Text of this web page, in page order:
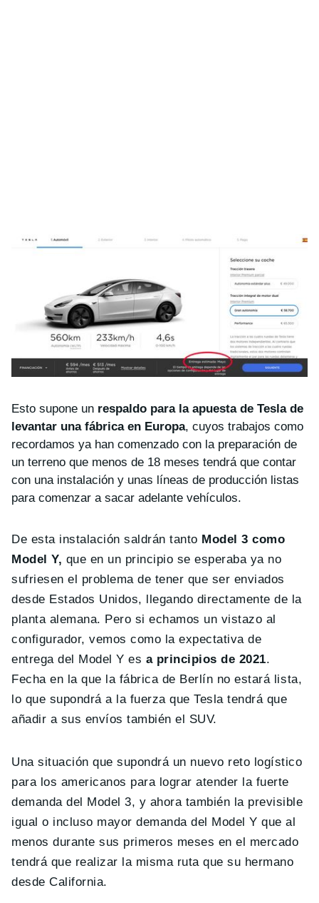
Esto supone un respaldo para la apuesta de Tesla de
levantar una fábrica en Europa, cuyos trabajos como
recordamos ya han comenzado con la preparación de
un terreno que menos de 18 meses tendrá que contar
con una instalación y unas líneas de producción listas
para comenzar a sacar adelante vehículos.
De esta instalación saldrán tanto Model 3 como
Model Y, que en un principio se esperaba ya no
sufriesen el problema de tener que ser enviados
desde Estados Unidos, llegando directamente de la
planta alemana. Pero si echamos un vistazo al
configurador, vemos como la expectativa de
entrega del Model Y es a principios de 2021.
Fecha en la que la fábrica de Berlín no estará lista,
lo que supondrá a la fuerza que Tesla tendrá que
añadir a sus envíos también el SUV.
Una situación que supondrá un nuevo reto logístico
para los americanos para lograr atender la fuerte
demanda del Model 3, y ahora también la previsible
igual o incluso mayor demanda del Model Y que al
menos durante sus primeros meses en el mercado
tendrá que realizar la misma ruta que su hermano
desde California.